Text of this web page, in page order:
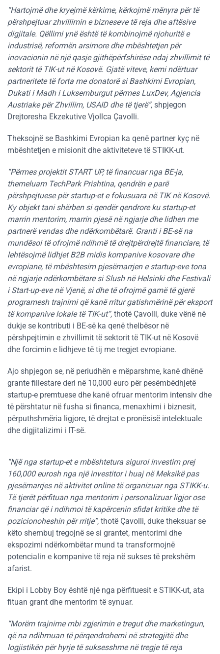
“Hartojmë dhe kryejmë kërkime, kërkojmë mënyra për të
përshpejtuar zhvillimin e bizneseve të reja dhe aftësive
digjitale. Qëllimi ynë është të kombinojmë njohuritë e
industrisë, reformën arsimore dhe mbështetjen për
inovacionin në një qasje gjithëpërfshirëse ndaj zhvillimit të
sektorit të TIK-ut në Kosovë. Gjatë viteve, kemi ndërtuar
partneritete të forta me donatorë si Bashkimi Evropian,
Dukati i Madh i Luksemburgut përmes LuxDev, Agjencia
Austriake për Zhvillim, USAID dhe të tjerë”, shpjegon
Drejtoresha Ekzekutive Vjollca Çavolli.
Theksojnë se Bashkimi Evropian ka qenë partner kyç në
mbështetjen e misionit dhe aktiviteteve të STIKK-ut.
“Përmes projektit START UP, të financuar nga BE-ja,
themeluam TechPark Prishtina, qendrën e parë
përshpejtuese për startup-et e fokusuara në TIK në Kosovë.
Ky objekt tani shërben si qendër qendrore ku startup-et
marrin mentorim, marrin pjesë në ngjarje dhe lidhen me
partnerë vendas dhe ndërkombëtarë. Granti i BE-së na
mundësoi të ofrojmë ndihmë të drejtpërdrejtë financiare, të
lehtësojmë lidhjet B2B midis kompanive kosovare dhe
evropiane, të mbështesim pjesëmarrjen e startup-eve tona
në ngjarje ndërkombëtare si Slush në Helsinki dhe Festivali
i Start-up-eve në Vjenë, si dhe të ofrojmë gamë të gjerë
programesh trajnimi që kanë rritur gatishmërinë për eksport
të kompanive lokale të TIK-ut”, thotë Çavolli, duke vënë në
dukje se kontributi i BE-së ka qenë thelbësor në
përshpejtimin e zhvillimit të sektorit të TIK-ut në Kosovë
dhe forcimin e lidhjeve të tij me tregjet evropiane.
Ajo shpjegon se, në periudhën e mëparshme, kanë dhënë
grante fillestare deri në 10,000 euro për pesëmbëdhjetë
startup-e premtuese dhe kanë ofruar mentorim intensiv dhe
të përshtatur në fusha si financa, menaxhimi i biznesit,
përputhshmëria ligjore, të drejtat e pronësisë intelektuale
dhe digjitalizimi i IT-së.
“Një nga startup-et e mbështetura siguroi investim prej
160,000 eurosh nga një investitor i huaj në Meksikë pas
pjesëmarrjes në aktivitet online të organizuar nga STIKK-u.
Të tjerët përfituan nga mentorim i personalizuar ligjor ose
financiar që i ndihmoi të kapërcenin sfidat kritike dhe të
pozicionoheshin për rritje”, thotë Çavolli, duke theksuar se
këto shembuj tregojnë se si grantet, mentorimi dhe
ekspozimi ndërkombëtar mund ta transformojnë
potencialin e kompanive të reja në sukses të prekshëm
afarist.
Ekipi i Lobby Boy është një nga përfituesit e STIKK-ut, ata
fituan grant dhe mentorim të synuar.
“Morëm trajnime mbi zgjerimin e tregut dhe marketingun,
që na ndihmuan të përqendrohemi në strategjitë dhe
logjistikën për hyrje të suksesshme në tregje të reja